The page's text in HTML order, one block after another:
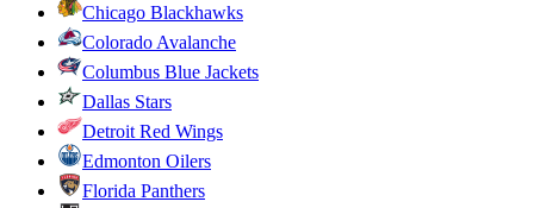
Chicago Blackhawks
Colorado Avalanche
Columbus Blue Jackets
Dallas Stars
Detroit Red Wings
Edmonton Oilers
Florida Panthers